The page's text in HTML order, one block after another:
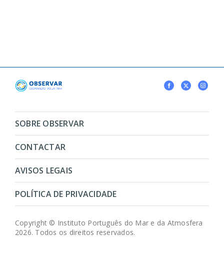
SOBRE OBSERVAR
CONTACTAR
AVISOS LEGAIS
POLÍTICA DE PRIVACIDADE
Copyright © Instituto Português do Mar e da Atmosfera
2026. Todos os direitos reservados.